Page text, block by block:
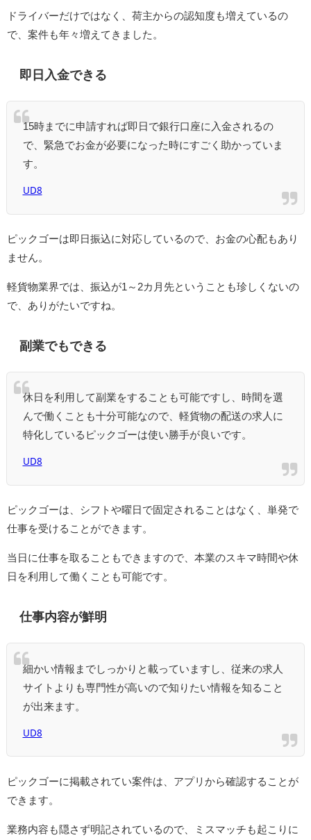
ドライバーだけではなく、荷主からの認知度も増えているの
で、案件も年々増えてきました。
即日入金できる
15時までに申請すれば即日で銀行口座に入金されるの
で、緊急でお金が必要になった時にすごく助かっていま
す。
UD8
ピックゴーは即日振込に対応しているので、お金の心配もあり
ません。
軽貨物業界では、振込が1～2カ月先ということも珍しくないの
で、ありがたいですね。
副業でもできる
休日を利用して副業をすることも可能ですし、時間を選
んで働くことも十分可能なので、軽貨物の配送の求人に
特化しているピックゴーは使い勝手が良いです。
UD8
ピックゴーは、シフトや曜日で固定されることはなく、単発で
仕事を受けることができます。
当日に仕事を取ることもできますので、本業のスキマ時間や休
日を利用して働くことも可能です。
仕事内容が鮮明
細かい情報までしっかりと載っていますし、従来の求人
サイトよりも専門性が高いので知りたい情報を知ること
が出来ます。
UD8
ピックゴーに掲載されてい案件は、アプリから確認することが
できます。
業務内容も隠さず明記されているので、ミスマッチも起こりに